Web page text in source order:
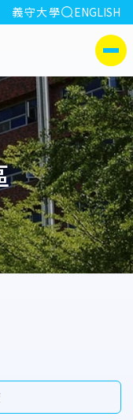
:::
義守大學 全站搜索
ENGLISH
側選單